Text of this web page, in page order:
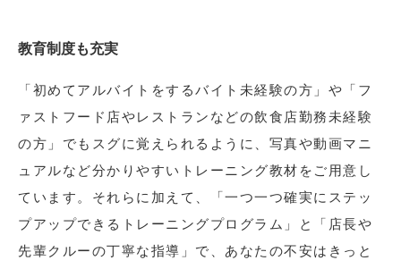
教育制度も充実
「初めてアルバイトをするバイト未経験の方」や「フ
ァストフード店やレストランなどの飲食店勤務未経験
の方」でもスグに覚えられるように、写真や動画マニ
ュアルなど分かりやすいトレーニング教材をご用意し
ています。それらに加えて、「一つ一つ確実にステッ
プアップできるトレーニングプログラム」と「店長や
先輩クルーの丁寧な指導」で、あなたの不安はきっと